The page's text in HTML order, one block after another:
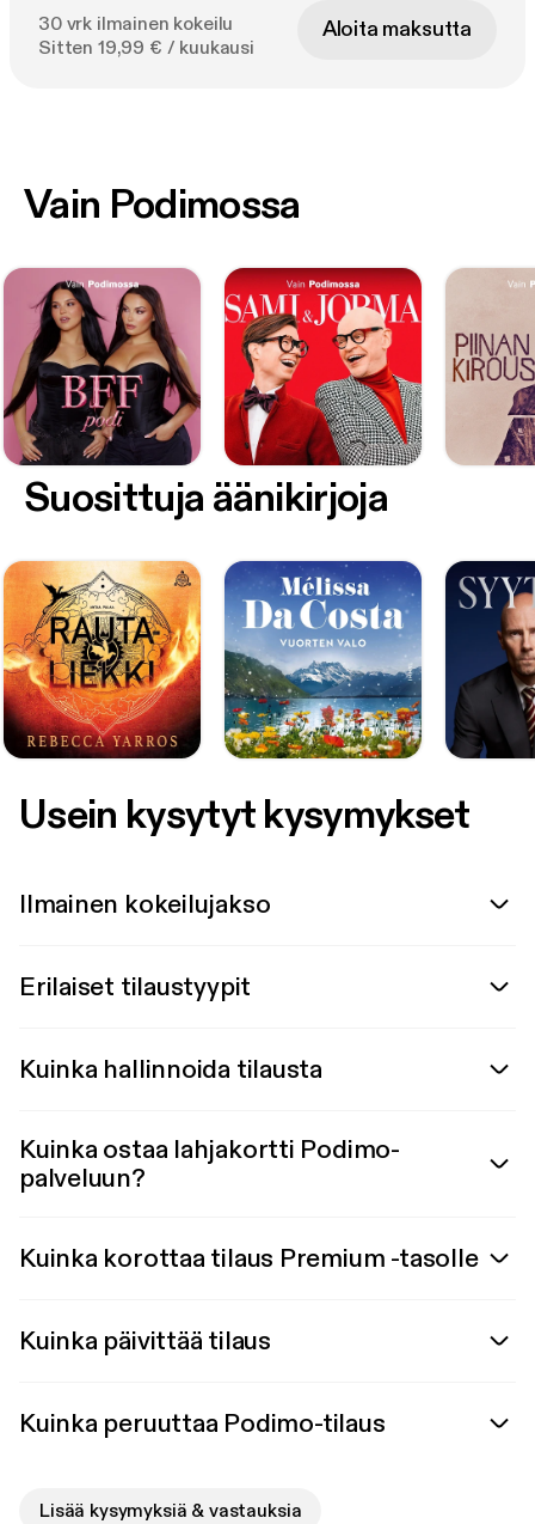
30 vrk ilmainen kokeilu
Sitten 19,99 € / kuukausi
Aloita maksutta
Vain Podimossa
Suosittuja äänikirjoja
Usein kysytyt kysymykset
Ilmainen kokeilujakso
Erilaiset tilaustyypit
Kuinka hallinnoida tilausta
Kuinka ostaa lahjakortti Podimo-
palveluun?
Kuinka korottaa tilaus Premium -tasolle
Kuinka päivittää tilaus
Kuinka peruuttaa Podimo-tilaus
Lisää kysymyksiä & vastauksia